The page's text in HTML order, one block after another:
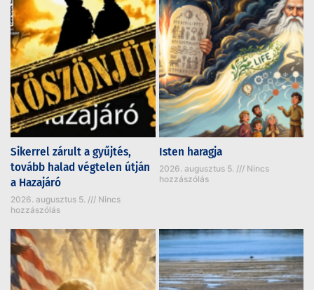
Sikerrel zárult a gyűjtés,
tovább halad végtelen útján
a Hazajáró
2026. augusztus 5.
Nincs
hozzászólás
Isten haragja
2026. augusztus 5.
Nincs
hozzászólás